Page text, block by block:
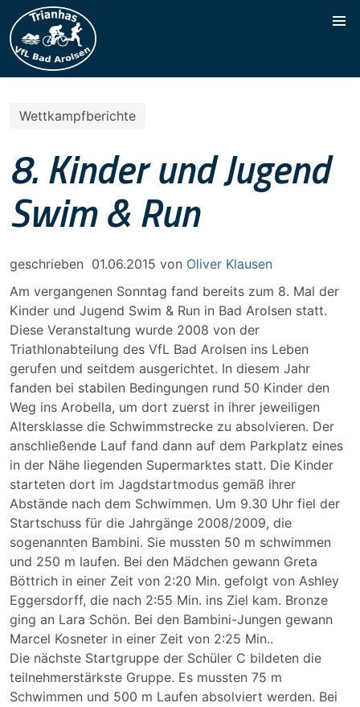
Wettkampfberichte
8. Kinder und Jugend
Swim & Run
geschrieben 01.06.2015 von Oliver Klausen
Am vergangenen Sonntag fand bereits zum 8. Mal der
Kinder und Jugend Swim & Run in Bad Arolsen statt.
Diese Veranstaltung wurde 2008 von der
Triathlonabteilung des VfL Bad Arolsen ins Leben
gerufen und seitdem ausgerichtet. In diesem Jahr
fanden bei stabilen Bedingungen rund 50 Kinder den
Weg ins Arobella, um dort zuerst in ihrer jeweiligen
Altersklasse die Schwimmstrecke zu absolvieren. Der
anschließende Lauf fand dann auf dem Parkplatz eines
in der Nähe liegenden Supermarktes statt. Die Kinder
starteten dort im Jagdstartmodus gemäß ihrer
Abstände nach dem Schwimmen. Um 9.30 Uhr fiel der
Startschuss für die Jahrgänge 2008/2009, die
sogenannten Bambini. Sie mussten 50 m schwimmen
und 250 m laufen. Bei den Mädchen gewann Greta
Böttrich in einer Zeit von 2:20 Min. gefolgt von Ashley
Eggersdorff, die nach 2:55 Min. ins Ziel kam. Bronze
ging an Lara Schön. Bei den Bambini-Jungen gewann
Marcel Kosneter in einer Zeit von 2:25 Min..
Die nächste Startgruppe der Schüler C bildeten die
teilnehmerstärkste Gruppe. Es mussten 75 m
Schwimmen und 500 m Laufen absolviert werden. Bei